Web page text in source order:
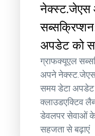
नेक्स्ट.जेएस
अपडेट को
ग्राफक्यूएल
अपने नेक्स्ट.जेएस
समय डेटा
क्लाउडएक्टिव
डेवलपर सेवाओं के
सहजता से बढ़ाएं